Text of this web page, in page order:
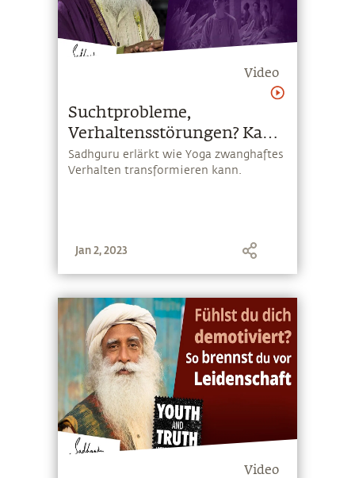
Video
Suchtprobleme,
Verhaltensstörungen? Kann
Yoga helfen?
Sadhguru erlärkt wie Yoga zwanghaftes
Verhalten transformieren kann.
Jan 2, 2023
Video